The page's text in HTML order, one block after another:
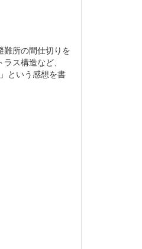
難所の間仕切りを
ス構造など、
という感想を書